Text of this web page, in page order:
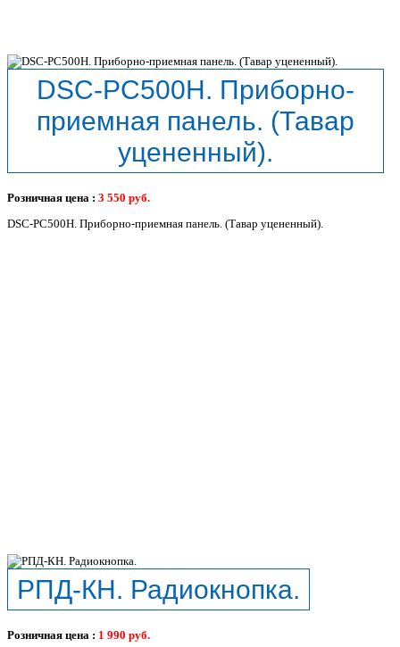
DSC-PC500H. Приборно-
приемная панель. (Тавар
уцененный).
Розничная цена : 3 550 руб.
DSC-PC500H. Приборно-приемная панель. (Тавар уцененный).
РПД-КН. Радиокнопка.
Розничная цена : 1 990 руб.